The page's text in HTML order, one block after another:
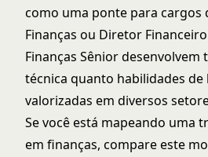
como uma ponte para cargos
Finanças ou Diretor Financeiro
Finanças Sênior
técnica quanto habilidades
valorizadas em diversos
Se você está mapeando uma
em finanças, compare este